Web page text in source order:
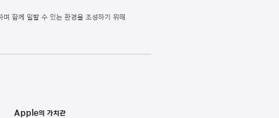
함께 일할 수 있는 환경을 조성하기 위해
Apple의 가치관